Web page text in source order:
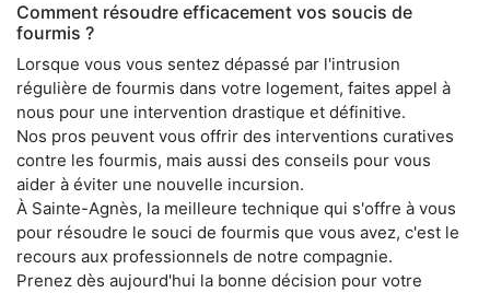
Comment résoudre efficacement vos soucis de
fourmis ?
Lorsque vous vous sentez dépassé par l'intrusion
régulière de fourmis dans votre logement, faites appel à
nous pour une intervention drastique et définitive.
Nos pros peuvent vous offrir des interventions curatives
contre les fourmis, mais aussi des conseils pour vous
aider à éviter une nouvelle incursion.
À Sainte-Agnès, la meilleure technique qui s'offre à vous
pour résoudre le souci de fourmis que vous avez, c'est le
recours aux professionnels de notre compagnie.
Prenez dès aujourd'hui la bonne décision pour votre